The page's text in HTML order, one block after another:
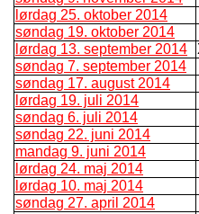
lørdag 25. oktober 2014
søndag 19. oktober 2014
lørdag 13. september 2014
søndag 7. september 2014
søndag 17. august 2014
lørdag 19. juli 2014
søndag 6. juli 2014
søndag 22. juni 2014
mandag 9. juni 2014
lørdag 24. maj 2014
lørdag 10. maj 2014
søndag 27. april 2014